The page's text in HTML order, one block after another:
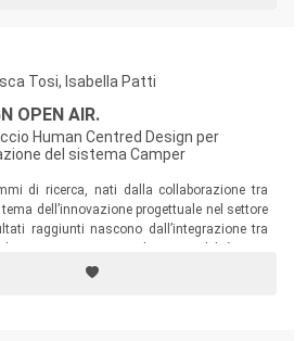
forza formativa di questo tipo di attività
Tosi, Isabella Patti
OPEN AIR.
Human Centred Design per
del sistema Camper
di ricerca, nati dalla collaborazione tra
dell’innovazione progettuale nel settore
raggiunti nascono dall’integrazione tra
vicini e reciprocamente indispensabili per la
capaci di innalzare la qualità complessiva